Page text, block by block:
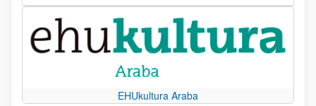
EHUkultura Araba